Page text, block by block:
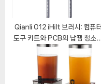
Qianli 012 iHilt 브러시: 컴퓨터
도구 키트와 PCB의 납땜 청소에
적합한 강력한 브러시